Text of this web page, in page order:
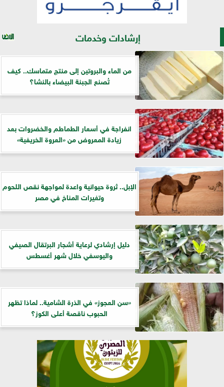
إرشادات وخدمات
من الماء والبروتين إلى منتج متماسك.. كيف
تُصنع الجبنة البيضاء بالنشا؟
انفراجة في أسعار الطماطم والخضروات بعد
زيادة المعروض من «العروة الخريفية»
الإبل.. ثروة حيوانية واعدة لمواجهة نقص اللحوم
وتغيرات المناخ في مصر
دليل إرشادي لرعاية أشجار البرتقال الصيفي
واليوسفي خلال شهر أغسطس
«سن العجوز» في الذرة الشامية.. لماذا تظهر
الحبوب ناقصة أعلى الكوز؟